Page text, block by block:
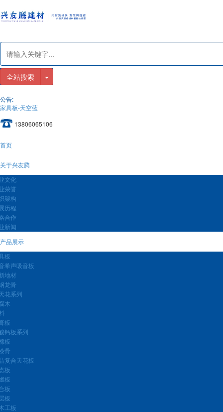
全站搜索
公告:
家具板-天空蓝
13806065106
首页
关于兴友腾
文化
荣誉
架构
历程
合作
新闻
产品展示
板
希声吸音板
地材
龙骨
花系列
木
板
钙板系列
板
骨
复合天花板
板
板
板
板
工板